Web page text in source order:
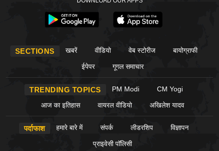
SECTIONS खबरें वीडियो वेब स्टोरीज बायोग्राफी
ईपेपर गूगल समाचार
TRENDING TOPICS PM Modi CM Yogi
आज का इतिहास वायरल वीडियो अखिलेश यादव
पर्दाफाश हमारे बारे में संपर्क लीडरशिप विज्ञापन
प्राइवेसी पॉलिसी